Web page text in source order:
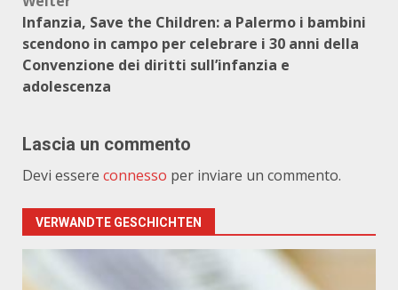
Infanzia, Save the Children: a Palermo i bambini
scendono in campo per celebrare i 30 anni della
Convenzione dei diritti sull’infanzia e
adolescenza
Lascia un commento
Devi essere connesso per inviare un commento.
VERWANDTE GESCHICHTEN